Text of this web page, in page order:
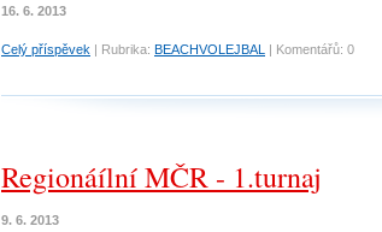
16. 6. 2013
Celý příspěvek | Rubrika: BEACHVOLEJBAL | Komentářů: 0
Regionáílní MČR - 1.turnaj
9. 6. 2013